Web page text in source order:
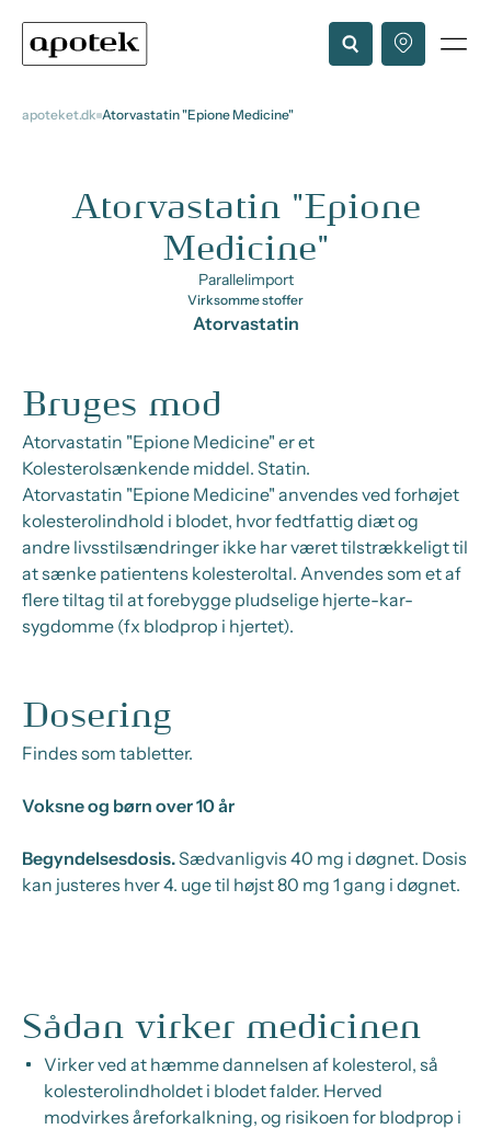
apoteket.dk Atorvastatin "Epione Medicine"
Atorvastatin "Epione
Medicine"
Parallelimport
Virksomme stoffer
Atorvastatin
Bruges mod
Atorvastatin "Epione Medicine" er et
Kolesterolsænkende middel. Statin.
Atorvastatin "Epione Medicine" anvendes ved forhøjet
kolesterolindhold i blodet, hvor fedtfattig diæt og
andre livsstilsændringer ikke har været tilstrækkeligt til
at sænke patientens kolesteroltal. Anvendes som et af
flere tiltag til at forebygge pludselige hjerte-kar-
sygdomme (fx blodprop i hjertet).
Dosering
Findes som tabletter.
Voksne og børn over 10 år
Begyndelsesdosis.Sædvanligvis 40 mg i døgnet. Dosis
kan justeres hver 4. uge til højst 80 mg 1 gang i døgnet.
Sådan virker medicinen
Virker ved at hæmme dannelsen af kolesterol, så
kolesterolindholdet i blodet falder. Herved
modvirkes åreforkalkning, og risikoen for blodprop i